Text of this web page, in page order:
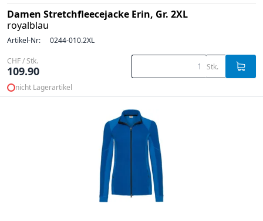
Damen Stretchfleecejacke Erin, Gr. 2XL
royalblau
Artikel-Nr: 0244-010.2XL
CHF / Stk.
109.90 Stk.
nicht Lagerartikel